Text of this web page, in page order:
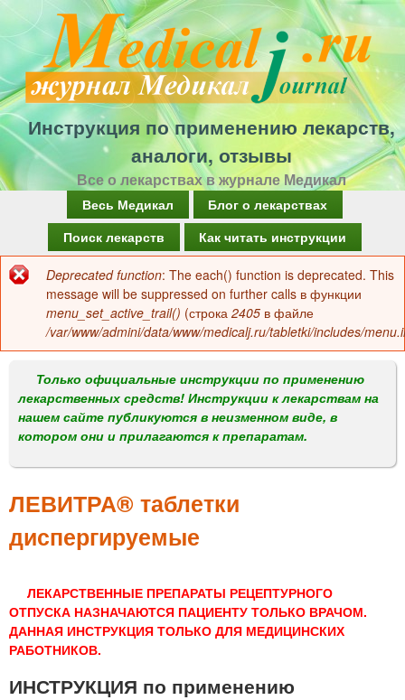
Перейти
к
основному
содержанию
Инструкция по применению лекарств,
аналоги, отзывы
Все о лекарствах в журнале Медикал
а
в
о
м
е
н
Весь Медикал
Блог о лекарствах
Поиск лекарств
Как читать инструкции
Сообщение
об
ошибке
Deprecated function: The each() function is deprecated. This
message will be suppressed on further calls в функции
menu_set_active_trail() (строка 2405 в файле
/var/www/admini/data/www/medicalj.ru/tabletki/includes/
Только официальные инструкции по применению
лекарственных средств! Инструкции к лекарствам на
нашем сайте публикуются в неизменном виде, в
котором они и прилагаются к препаратам.
ЛЕВИТРА® таблетки
диспергируемые
ЛЕКАРСТВЕННЫЕ ПРЕПАРАТЫ РЕЦЕПТУРНОГО
ОТПУСКА НАЗНАЧАЮТСЯ ПАЦИЕНТУ ТОЛЬКО ВРАЧОМ.
ДАННАЯ ИНСТРУКЦИЯ ТОЛЬКО ДЛЯ МЕДИЦИНСКИХ
РАБОТНИКОВ.
ИНСТРУКЦИЯ по применению